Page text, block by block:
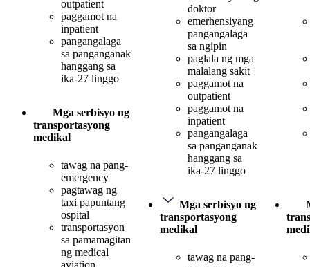
outpatient
paggamot na
inpatient
pangangalaga
sa panganganak
hanggang sa
ika-27 linggo
Mga serbisyo ng
transportasyong
medikal
tawag na pang-
emergency
pagtawag ng
taxi papuntang
ospital
transportasyon
sa pamamagitan
ng medical
aviation
doktor
emerhensiyang
pangangalaga
sa ngipin
paglala ng mga
malalang sakit
paggamot na
outpatient
paggamot na
inpatient
pangangalaga
sa panganganak
hanggang sa
ika-27 linggo
Mga serbisyo ng
transportasyong
medikal
tawag na pang-